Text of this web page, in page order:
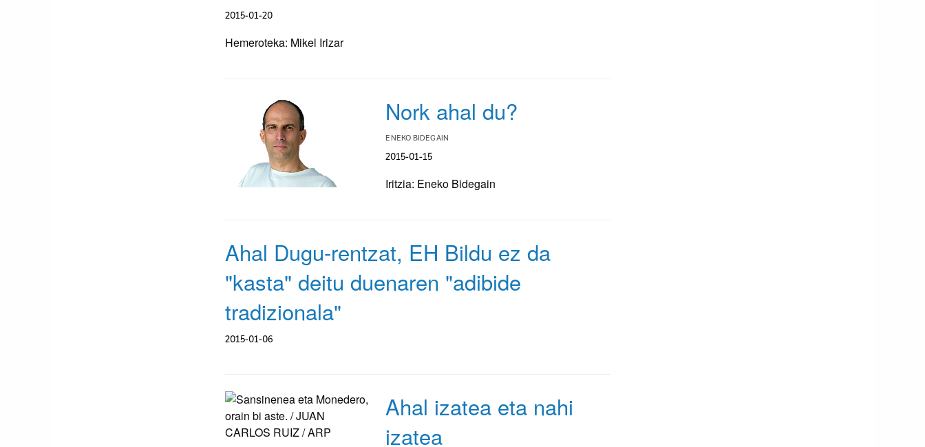
2015-01-20
Hemeroteka: Mikel Irizar
Nork ahal du?
ENEKO BIDEGAIN
2015-01-15
Iritzia: Eneko Bidegain
Ahal Dugu-rentzat, EH Bildu ez da
"kasta" deitu duenaren "adibide
tradizionala"
2015-01-06
Ahal izatea eta nahi
izatea